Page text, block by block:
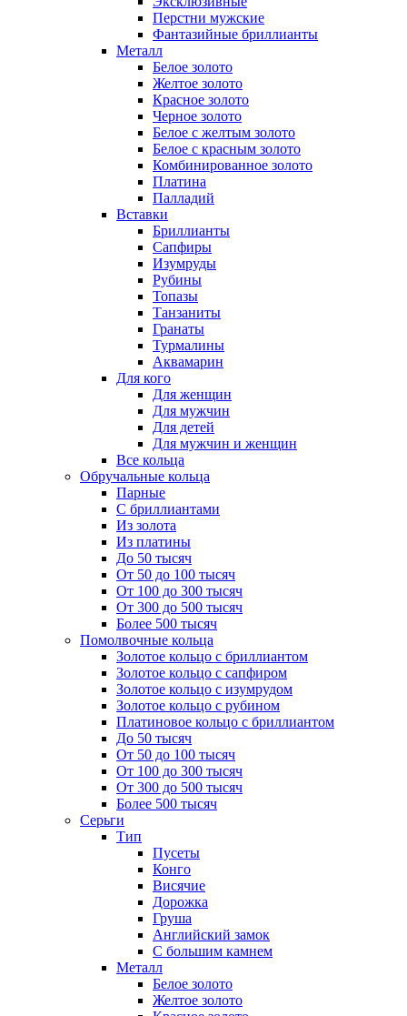
Перстни мужские
Фантазийные бриллианты
Металл
Белое золото
Желтое золото
Красное золото
Черное золото
Белое с желтым золото
Белое с красным золото
Комбинированное золото
Платина
Палладий
Вставки
Бриллианты
Сапфиры
Изумруды
Рубины
Топазы
Танзаниты
Гранаты
Турмалины
Аквамарин
Для кого
Для женщин
Для мужчин
Для детей
Для мужчин и женщин
Все кольца
Обручальные кольца
Парные
С бриллиантами
Из золота
Из платины
До 50 тысяч
От 50 до 100 тысяч
От 100 до 300 тысяч
От 300 до 500 тысяч
Более 500 тысяч
Помолвочные кольца
Золотое кольцо с бриллиантом
Золотое кольцо с сапфиром
Золотое кольцо с изумрудом
Золотое кольцо с рубином
Платиновое кольцо с бриллиантом
До 50 тысяч
От 50 до 100 тысяч
От 100 до 300 тысяч
От 300 до 500 тысяч
Более 500 тысяч
Серьги
Тип
Пусеты
Конго
Висячие
Дорожка
Груша
Английский замок
С большим камнем
Металл
Белое золото
Желтое золото